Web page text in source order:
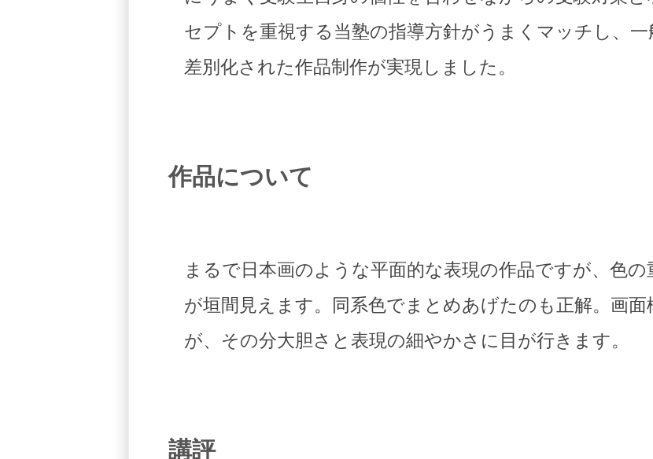
セプトを重視する当塾の指導方針がうまくマッチし、一
差別化された作品制作が実現しました。
作品について
まるで日本画のような平面的な表現の作品ですが、色
が垣間見えます。同系色でまとめあげたのも正解。画
が、その分大胆さと表現の細やかさに目が行きます。
講評